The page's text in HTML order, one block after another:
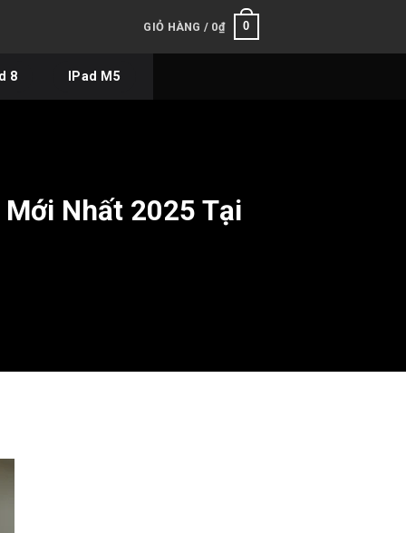
GIỎ HÀNG / 0₫ 0
8 IPad M5
Nhất 2025 Tại